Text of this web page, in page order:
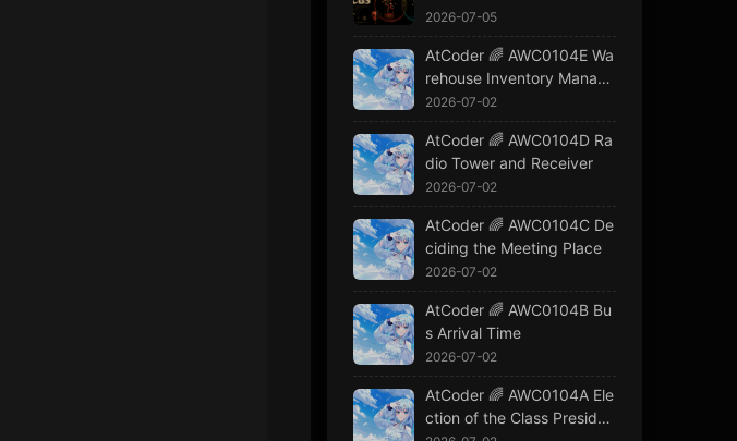
2026-07-05
AtCoder 🌈 AWC0104E Wa
rehouse Inventory Manage
ment
2026-07-02
AtCoder 🌈 AWC0104D Ra
dio Tower and Receiver
2026-07-02
AtCoder 🌈 AWC0104C De
ciding the Meeting Place
2026-07-02
AtCoder 🌈 AWC0104B Bu
s Arrival Time
2026-07-02
AtCoder 🌈 AWC0104A Ele
ction of the Class Presiden